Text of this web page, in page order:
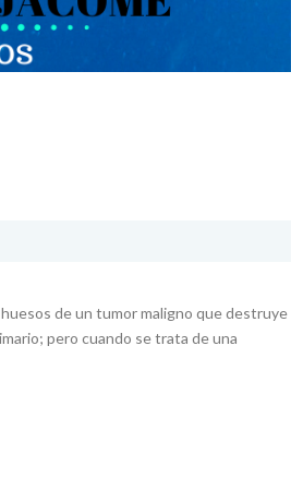
de un tumor maligno que destruye
pero cuando se trata de una